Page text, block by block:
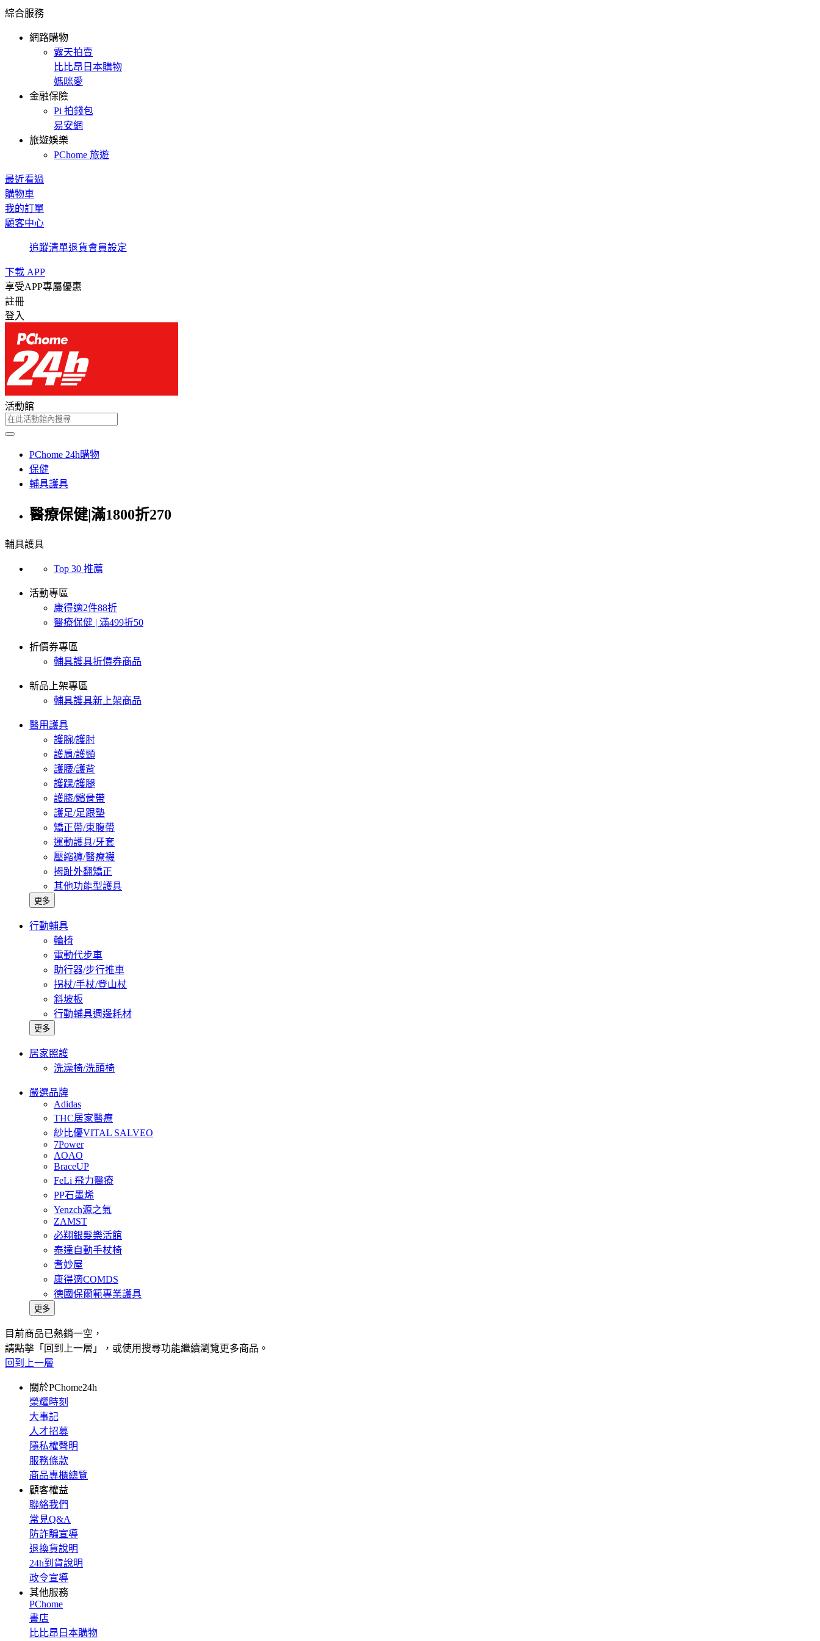
綜合服務
網路購物
露天拍賣
比比昂日本購物
媽咪愛
金融保險
Pi 拍錢包
易安網
旅遊娛樂
PChome 旅遊
最近看過
購物車
我的訂單
顧客中心
追蹤清單退貨會員設定
下載 APP
享受APP專屬優惠
註冊
登入
活動館
PChome 24h購物
保健
輔具護具
醫療保健|滿1800折270
輔具護具
Top 30 推薦
活動專區
康得適2件88折
醫療保健 | 滿499折50
折價券專區
輔具護具折價券商品
新品上架專區
輔具護具新上架商品
醫用護具
護腕/護肘
護肩/護頸
護腰/護背
護踝/護腿
護膝/髕骨帶
護足/足跟墊
矯正帶/束腹帶
運動護具/牙套
壓縮褲/醫療襪
拇趾外翻矯正
其他功能型護具
更多
行動輔具
輪椅
電動代步車
助行器/步行推車
拐杖/手杖/登山杖
斜坡板
行動輔具週邊耗材
更多
居家照護
洗澡椅/洗頭椅
嚴選品牌
Adidas
THC居家醫療
紗比優VITAL SALVEO
7Power
AOAO
BraceUP
FeLi 飛力醫療
PP石墨烯
Yenzch源之氣
ZAMST
必翔銀髮樂活館
泰達自動手杖椅
耆妙屋
康得適COMDS
德國保爾範專業護具
更多
目前商品已熱銷一空，
請點擊「回到上一層」，或使用搜尋功能繼續瀏覽更多商品。
回到上一層
關於PChome24h
榮耀時刻
大事記
人才招募
隱私權聲明
服務條款
商品專櫃總覽
顧客權益
聯絡我們
常見Q&A
防詐騙宣導
退換貨說明
24h到貨說明
政令宣導
其他服務
PChome
書店
比比昂日本購物